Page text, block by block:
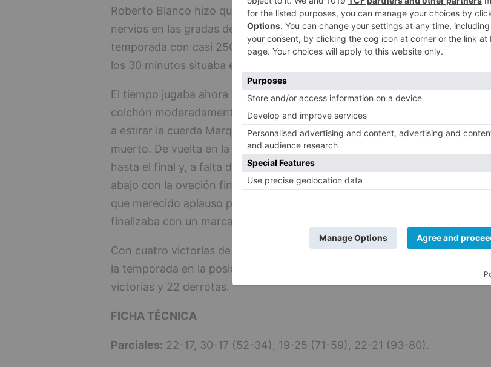
Roberto Blanco hizo que recortaran distancias e hicieran aparecer ciertos
nervios en las gradas de un Plantío que presentó la mejor entrada de la
temporada con casi 2500 espectadores. Un triple visitante al término de
los 30 minutos situaba el 71-59 y todo por decidir en el último acto.
El tiempo jugaba ahora a favor de los burgaleses, que disponían de un
colchón moderadamente cómodo con el que afrontar la recta final. Volvía
a estirar la cuerda Marquis Jackson con el 80-64 y obligaba al tiempo
muerto. De vuelta en la cancha esa distancia se mantuvo estable casi
hasta el final y, a falta de 1:01 para la conclusión, el pabellón se venía
abajo con la ovación final a su capitán. Ayoze Alonso disfrutó de un más
que merecido aplauso por parte de su público mientras el encuentro
finalizaba con un marcador de 93 a 80.
Con cuatro victorias de manera consecutiva, Grupo Ureta Tizona finaliza
la temporada en la posición número 13, con un balance general de 10
victorias y 22 derrotas.
FICHA TÉCNICA
Parciales: 22-17, 30-17 (52-34), 19-25 (71-59), 22-21 (93-80).